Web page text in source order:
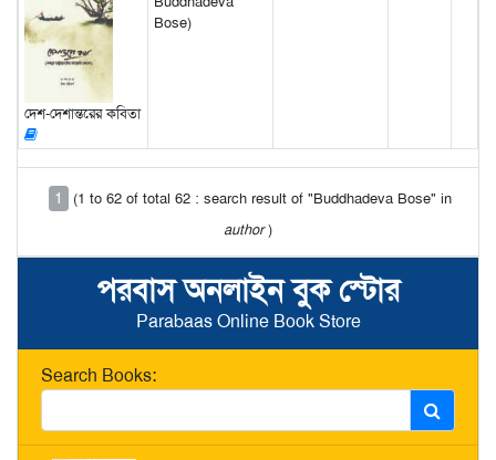
পরবাস অনলাইন বুক স্টোর
Parabaas Online Book Store
Search Books:
দেশ-দেশান্তরের কবিতা
Bose)
1
(1 to 62 of total 62 : search result of "Buddhadeva Bose" in
author)